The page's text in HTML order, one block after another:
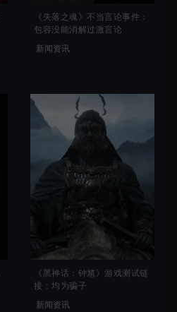
《失落之魂》不当言论事件：
包容没能消解过激言论
新闻资讯
《黑神话：钟馗》游戏测试链
接：均为骗子
新闻资讯